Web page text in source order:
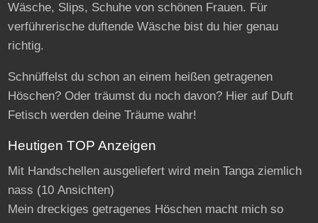
Wäsche, Slips, Schuhe von schönen Frauen. Für
verführerische duftende Wäsche bist du hier genau
richtig.
Schnüffelst du schon an einem heißen getragenen
Höschen? Oder träumst du noch davon? Hier auf Duft
Fetisch werden deine Träume wahr!
Heutigen TOP Anzeigen
Mit Handschellen ausgeliefert wird mein Tanga ziemlich
nass (10 Ansichten)
Mein dreckiges getragenes Höschen macht mich so